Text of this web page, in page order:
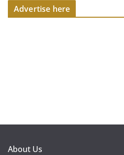
Advertise here
About Us